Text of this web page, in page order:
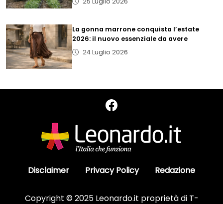
La gonna marrone conquista l’estate
2026: il nuovo essenziale da avere
24 Luglio 2026
Disclaimer Privacy Policy Redazione
Copyright © 2025 Leonardo.it proprietà di T-